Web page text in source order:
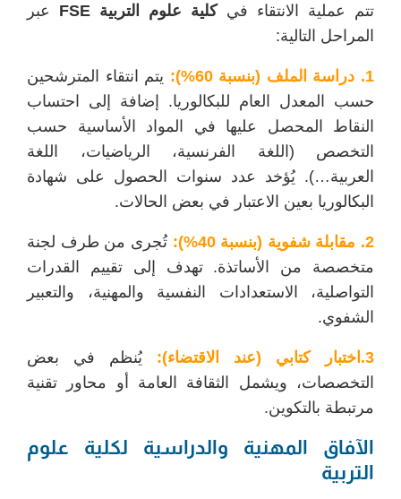
تتم عملية الانتقاء فيكلية علوم التربية FSE
عبر
المراحل التالية:
1. دراسة الملف (بنسبة 60%): يتم انتقاء المترشحين
حسب المعدل العام للبكالوريا. إضافة إلى احتساب
النقاط المحصل عليها في المواد الأساسية حسب
التخصص (اللغة الفرنسية، الرياضيات، اللغة
العربية…). يُؤخد عدد سنوات الحصول على شهادة
البكالوريا بعين الاعتبار في بعض الحالات.
2. مقابلة شفوية (بنسبة 40%):
تُجرى من طرف لجنة
متخصصة من الأساتذة. تهدف إلى تقييم القدرات
التواصلية، الاستعدادات النفسية والمهنية، والتعبير
الشفوي.
3.اختبار كتابي (عند الاقتضاء):
يُنظم في بعض
التخصصات، ويشمل الثقافة العامة أو محاور تقنية
مرتبطة بالتكوين.
الآفاق المهنية والدراسية لكلية علوم
التربية